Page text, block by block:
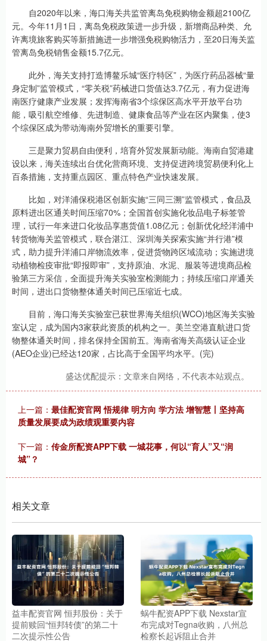
自2020年以来，海口海关共监管离岛免税购物金额超2100亿
元。今年11月1日，离岛免税政策进一步升级，新增商品种类、允
许离境旅客购买等新措施进一步增强免税购物活力，至20日海关监
管离岛免税销售金额15.7亿元。
此外，海关支持打造博鳌乐城“医疗特区”，为医疗药品器械“量
身定制”监管模式，“零关税”药械进口货值达3.7亿元，有力促进海
南医疗健康产业发展；发挥海南省3个综保区高水平开放平台功
能，吸引航空维修、先进制造、健康食品等产业在区内聚集，使3
个综保区成为带动海南外贸增长的重要引擎。
三是聚力贸易自由便利，培育外贸发展新动能。海南自贸港建
设以来，海关连续出台优化营商环境、支持促进跨境贸易便利化上
百条措施，支持重点园区、重点特色产业快速发展。
比如，对洋浦保税港区创新实施“三同三溯”监管模式，食品及
原料进出区通关时间压缩70%；全国首创实施化妆品电子标签管
理，试行一年来进口化妆品享惠货值1.08亿元；创新优化经洋浦中
转货物海关监管模式，联合湛江、深圳海关探索实施“并行港”模
式，助力提升洋浦口岸物流效率，促进货物跨区域流动；实施进境
动植物检疫审批“即报即审”，支持原油、水泥、服装等进境商品检
验第三方采信，全面提升海关实验室检测能力；持续压缩口岸通关
时间，进出口货物整体通关时间已压缩近七成。
目前，海口海关实验室已获世界海关组织(WCO)地区海关实验
室认定，成为国内3家获此资质的机构之一。美兰空港直航进口货
物整体通关时间，排名保持全国前五。海南省海关高级认证企业
(AEO企业)已经达120家，占比高于全国平均水平。(完)
盛达优配提示：文章来自网络，不代表本站观点。
上一篇： 最佳配资官网 悟规律 明方向 学方法 增智慧丨坚持高
质量发展要成为政绩观重要内容
下一篇： 传金所配资APP下载 一城花事，何以“育人”又“润
城”？
相关文章
益丰配资官网 恒邦股份：关于
提前赎回“恒邦转债”的第二十
二次提示性公告
蜗牛配资APP下载 Nexstar宣
布完成对Tegna收购，八州总
检察长起诉阻止合并